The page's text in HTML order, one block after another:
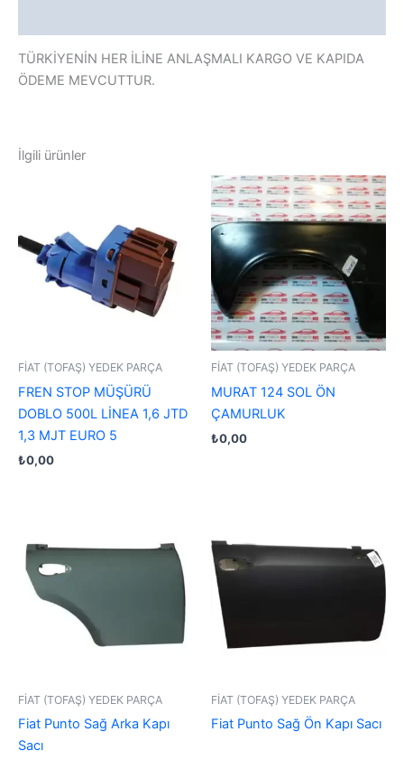
TÜRKİYENİN HER İLİNE ANLAŞMALI KARGO VE KAPIDA
ÖDEME MEVCUTTUR.
İlgili ürünler
FİAT (TOFAŞ) YEDEK PARÇA
FREN STOP MÜŞÜRÜ
DOBLO 500L LİNEA 1,6 JTD
1,3 MJT EURO 5
₺0,00
FİAT (TOFAŞ) YEDEK PARÇA
MURAT 124 SOL ÖN
ÇAMURLUK
₺0,00
FİAT (TOFAŞ) YEDEK PARÇA
Fiat Punto Sağ Arka Kapı
Sacı
FİAT (TOFAŞ) YEDEK PARÇA
Fiat Punto Sağ Ön Kapı Sacı